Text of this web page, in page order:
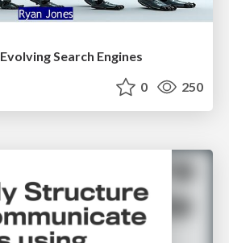
Search Engines
0 250